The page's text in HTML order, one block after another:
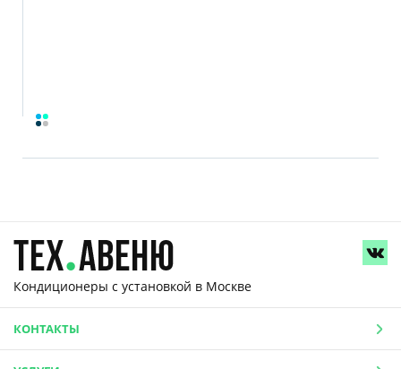
Кондиционеры с установкой в Москве
КОНТАКТЫ